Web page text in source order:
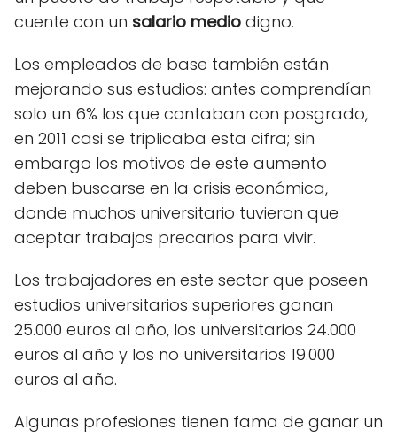
cuente con un salario medio digno.
Los empleados de base también están
mejorando sus estudios: antes comprendían
solo un 6% los que contaban con posgrado,
en 2011 casi se triplicaba esta cifra; sin
embargo los motivos de este aumento
deben buscarse en la crisis económica,
donde muchos universitario tuvieron que
aceptar trabajos precarios para vivir.
Los trabajadores en este sector que poseen
estudios universitarios superiores ganan
25.000 euros al año, los universitarios 24.000
euros al año y los no universitarios 19.000
euros al año.
Algunas profesiones tienen fama de ganar un